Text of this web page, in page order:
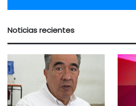
Noticias recientes